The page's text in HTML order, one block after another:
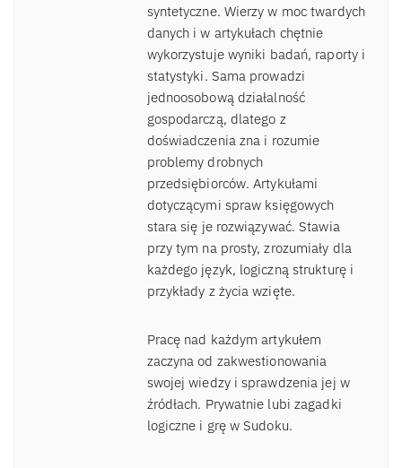
syntetyczne. Wierzy w moc twardych
danych i w artykułach chętnie
wykorzystuje wyniki badań, raporty i
statystyki. Sama prowadzi
jednoosobową działalność
gospodarczą, dlatego z
doświadczenia zna i rozumie
problemy drobnych
przedsiębiorców. Artykułami
dotyczącymi spraw księgowych
stara się je rozwiązywać. Stawia
przy tym na prosty, zrozumiały dla
każdego język, logiczną strukturę i
przykłady z życia wzięte.
Pracę nad każdym artykułem
zaczyna od zakwestionowania
swojej wiedzy i sprawdzenia jej w
źródłach. Prywatnie lubi zagadki
logiczne i grę w Sudoku.